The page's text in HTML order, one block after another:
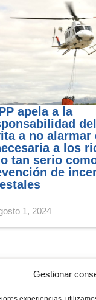
Gestionar
apela a la
a no alarmar
a los
tan serio
de
1, 2024